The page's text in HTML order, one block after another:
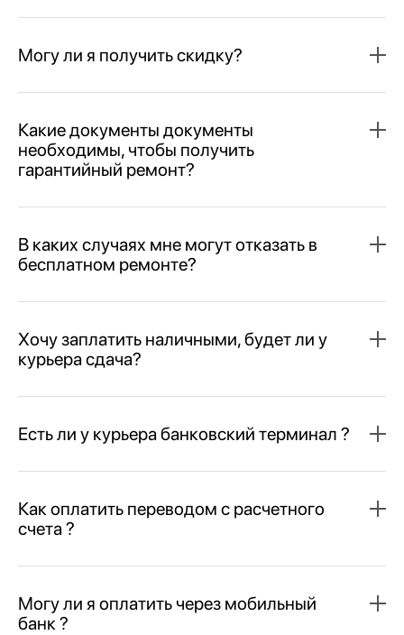
Могу ли я получить скидку?
Какие документы документы
необходимы, чтобы получить
гарантийный ремонт?
В каких случаях мне могут отказать в
бесплатном ремонте?
Хочу заплатить наличными, будет ли у
курьера сдача?
Есть ли у курьера банковский терминал ?
Как оплатить переводом с расчетного
счета ?
Могу ли я оплатить через мобильный
банк ?